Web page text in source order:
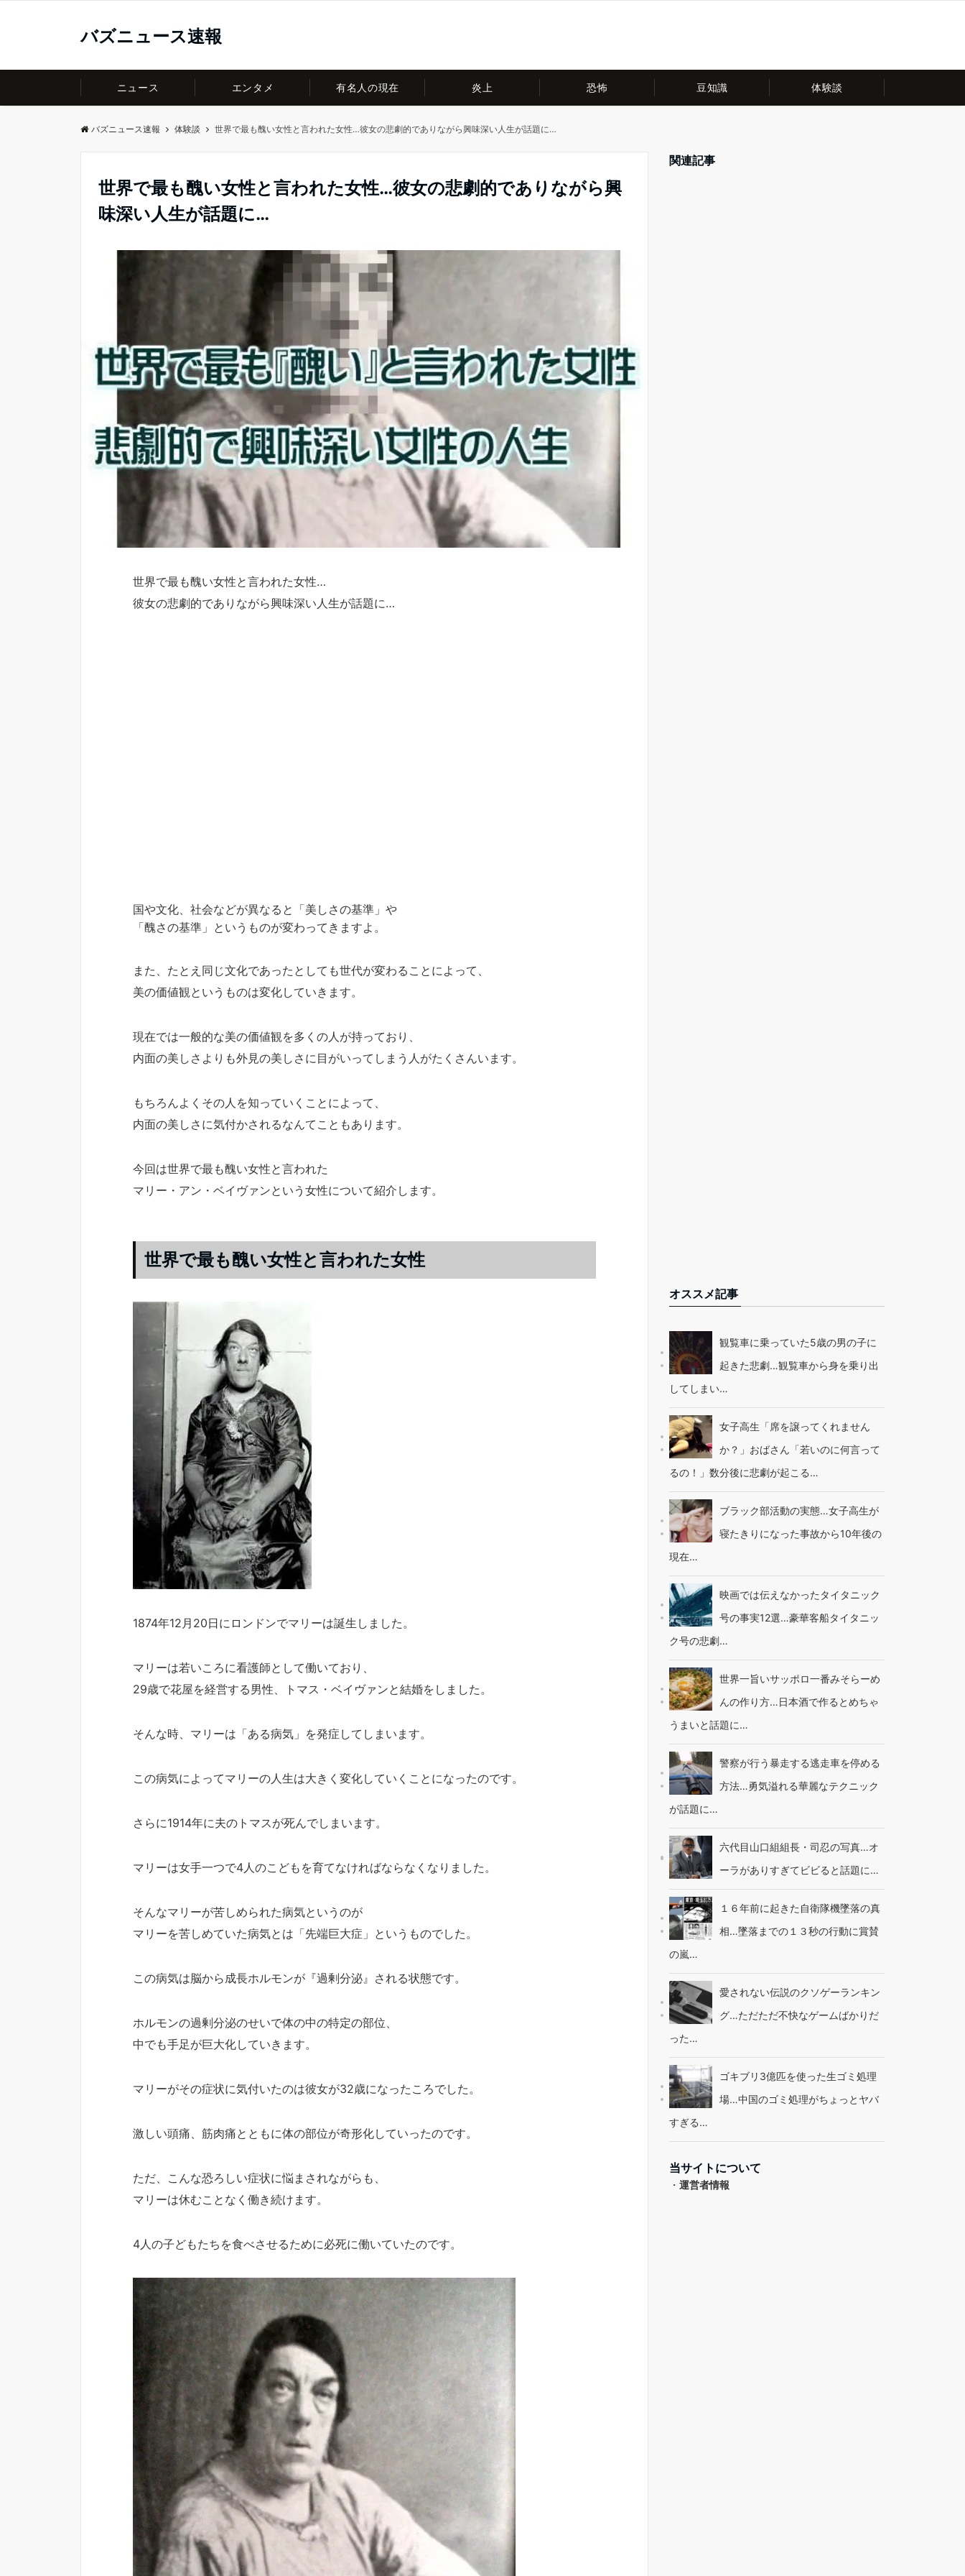
バズニュース速報
ニュース エンタメ 有名人の現在 炎上 恐怖 豆知識 体験談
バズニュース速報 体験談 世界で最も醜い女性と言われた女性…彼女の悲劇的でありながら興味深い人生が話題に…
世界で最も醜い女性と言われた女性…彼女の悲劇的でありながら興
味深い人生が話題に…
世界で最も醜い女性と言われた女性…
彼女の悲劇的でありながら興味深い人生が話題に…
国や文化、社会などが異なると「美しさの基準」や
「醜さの基準」というものが変わってきますよ。
また、たとえ同じ文化であったとしても世代が変わることによって、
美の価値観というものは変化していきます。
現在では一般的な美の価値観を多くの人が持っており、
内面の美しさよりも外見の美しさに目がいってしまう人がたくさんいます。
もちろんよくその人を知っていくことによって、
内面の美しさに気付かされるなんてこともあります。
今回は世界で最も醜い女性と言われた
マリー・アン・ベイヴァンという女性について紹介します。
世界で最も醜い女性と言われた女性
1874年12月20日にロンドンでマリーは誕生しました。
マリーは若いころに看護師として働いており、
29歳で花屋を経営する男性、トマス・ベイヴァンと結婚をしました。
そんな時、マリーは「ある病気」を発症してしまいます。
この病気によってマリーの人生は大きく変化していくことになったのです。
さらに1914年に夫のトマスが死んでしまいます。
マリーは女手一つで4人のこどもを育てなければならなくなりました。
そんなマリーが苦しめられた病気というのが
マリーを苦しめていた病気とは「先端巨大症」というものでした。
この病気は脳から成長ホルモンが『過剰分泌』される状態です。
ホルモンの過剰分泌のせいで体の中の特定の部位、
中でも手足が巨大化していきます。
マリーがその症状に気付いたのは彼女が32歳になったころでした。
激しい頭痛、筋肉痛とともに体の部位が奇形化していったのです。
ただ、こんな恐ろしい症状に悩まされながらも、
マリーは休むことなく働き続けます。
4人の子どもたちを食べさせるために必死に働いていたのです。
関連記事
オススメ記事
観覧車に乗っていた5歳の男の子に
起きた悲劇…観覧車から身を乗り出
してしまい…
女子高生「席を譲ってくれません
か？」おばさん「若いのに何言って
るの！」数分後に悲劇が起こる…
ブラック部活動の実態…女子高生が
寝たきりになった事故から10年後の
現在…
映画では伝えなかったタイタニック
号の事実12選…豪華客船タイタニッ
ク号の悲劇…
世界一旨いサッポロ一番みそらーめ
んの作り方…日本酒で作るとめちゃ
うまいと話題に…
警察が行う暴走する逃走車を停める
方法…勇気溢れる華麗なテクニック
が話題に…
六代目山口組組長・司忍の写真…オ
ーラがありすぎてビビると話題に…
１６年前に起きた自衛隊機墜落の真
相…墜落までの１３秒の行動に賞賛
の嵐…
愛されない伝説のクソゲーランキン
グ…ただただ不快なゲームばかりだ
った…
ゴキブリ3億匹を使った生ゴミ処理
場…中国のゴミ処理がちょっとヤバ
すぎる…
当サイトについて
・ 運営者情報